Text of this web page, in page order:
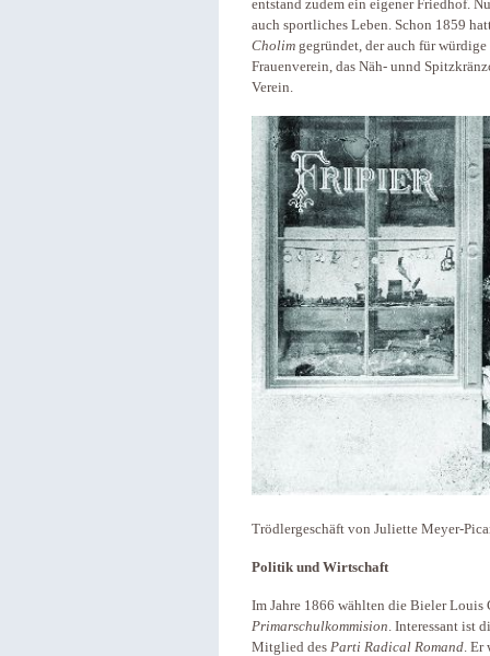
entstand zudem ein eigener Friedhof.
auch sportliches Leben. Schon 1859
Cholim gegründet, der auch für würdige
Frauenverein, das Näh- unnd
Verein.
Trödlergeschäft von Juliette Meyer-
Politik und Wirtschaft
Im Jahre 1866 wählten die Bieler Louis
Primarschulkommision. Interessant ist
Mitglied des Parti Radical Romand. Er